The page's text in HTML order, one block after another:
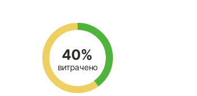
40%
витрачено